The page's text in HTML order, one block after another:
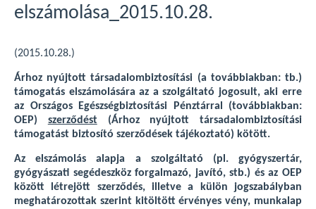
elszámolása_2015.10.28.
(2015.10.28.)
Árhoz nyújtott társadalombiztosítási (a továbbiakban: tb.)
támogatás elszámolására az a szolgáltató jogosult, aki erre
az Országos Egészségbiztosítási Pénztárral (továbbiakban:
OEP) szerződést(Árhoz nyújtott társadalombiztosítási
támogatást biztosító szerződések tájékoztató) kötött.
Az elszámolás alapja a szolgáltató (pl. gyógyszertár,
gyógyászati segédeszköz forgalmazó, javító, stb.) és az OEP
között létrejött szerződés, illetve a külön jogszabályban
meghatározottak szerint kitöltött érvényes vény, munkalap